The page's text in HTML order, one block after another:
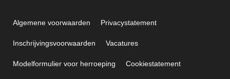
Algemene voorwaarden Privacystatement
Inschrijvingsvoorwaarden Vacatures
Modelformulier voor herroeping Cookiestatement